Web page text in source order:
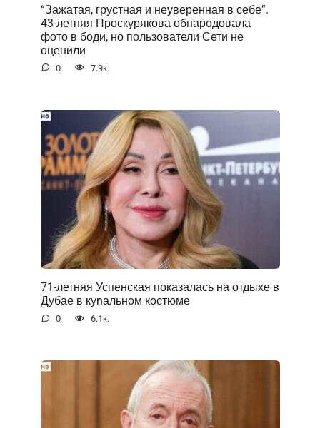
“Зажатая, грустная и неуверенная в себе”.
43-летняя Проскурякова обнародовала
фото в боди, но пользователи Сети не
оценили
0 7.9к.
71-летняя Успенская показалась на отдыхе в
Дубае в куnальном костюме
0 6.1к.